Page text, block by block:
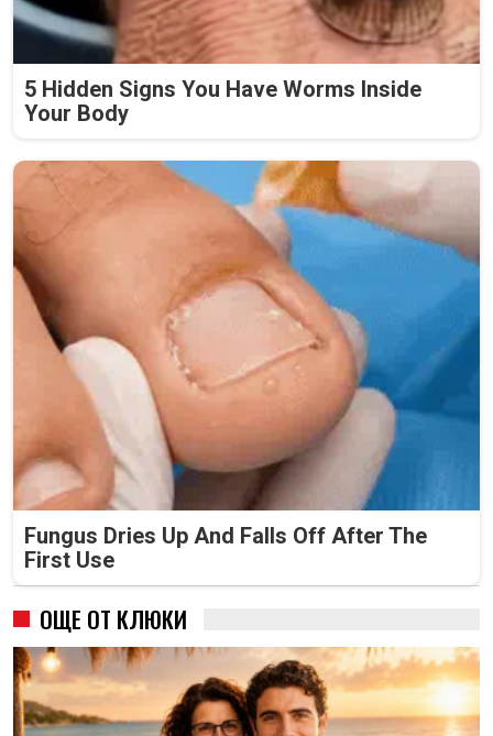
5 Hidden Signs You Have Worms Inside
Your Body
Fungus Dries Up And Falls Off After The
First Use
ОЩЕ ОТ КЛЮКИ